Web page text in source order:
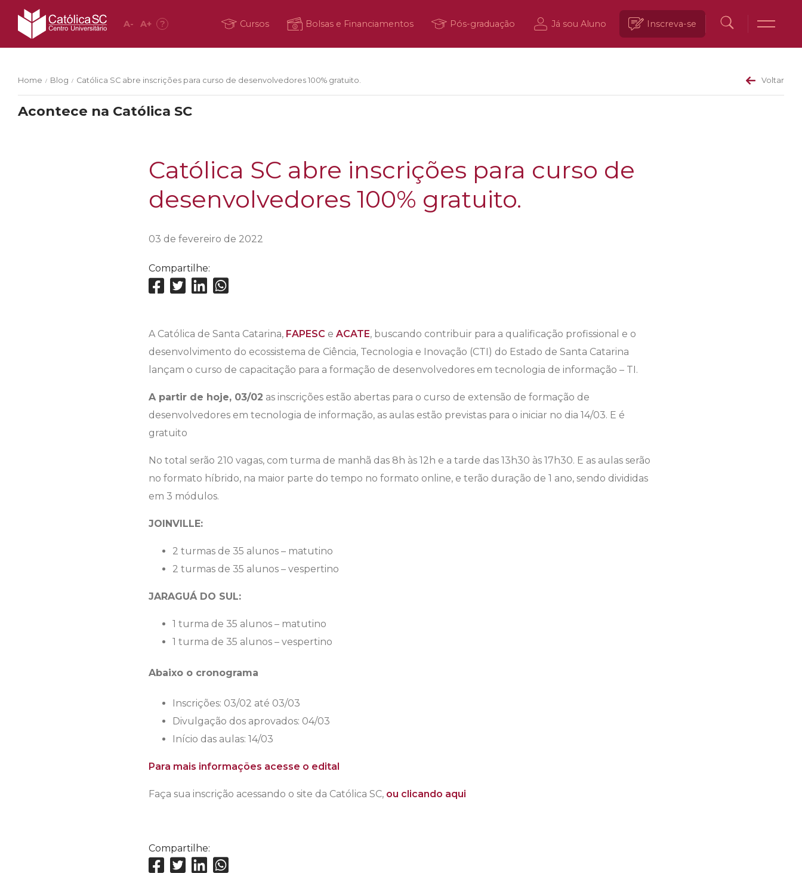
A- A+ ? Cursos Bolsas e Financiamentos Pós-graduação Já sou Aluno Inscreva-se
Home / Blog / Católica SC abre inscrições para curso de desenvolvedores 100% gratuito. Voltar
Acontece na Católica SC
Católica SC abre inscrições para curso de
desenvolvedores 100% gratuito.
03 de fevereiro de 2022
Compartilhe:
A Católica de Santa Catarina, FAPESC e ACATE, buscando contribuir para a qualificação profissional e o
desenvolvimento do ecossistema de Ciência, Tecnologia e Inovação (CTI) do Estado de Santa Catarina
lançam o curso de capacitação para a formação de desenvolvedores em tecnologia de informação – TI.
A partir de hoje, 03/02 as inscrições estão abertas para o curso de extensão de formação de
desenvolvedores em tecnologia de informação, as aulas estão previstas para o iniciar no dia 14/03. E é
gratuito
No total serão 210 vagas, com turma de manhã das 8h às 12h e a tarde das 13h30 às 17h30. E as aulas serão
no formato híbrido, na maior parte do tempo no formato online, e terão duração de 1 ano, sendo divididas
em 3 módulos.
JOINVILLE:
2 turmas de 35 alunos – matutino
2 turmas de 35 alunos – vespertino
JARAGUÁ DO SUL:
1 turma de 35 alunos – matutino
1 turma de 35 alunos – vespertino
Abaixo o cronograma
Inscrições: 03/02 até 03/03
Divulgação dos aprovados: 04/03
Início das aulas: 14/03
Para mais informações acesse o edital
Faça sua inscrição acessando o site da Católica SC, ou clicando aqui
Compartilhe: